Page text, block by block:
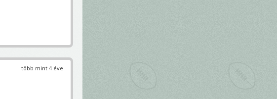
több mint 4 éve